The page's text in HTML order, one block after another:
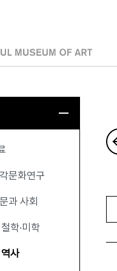
그인
문화연구
과 사회
학·미학
사